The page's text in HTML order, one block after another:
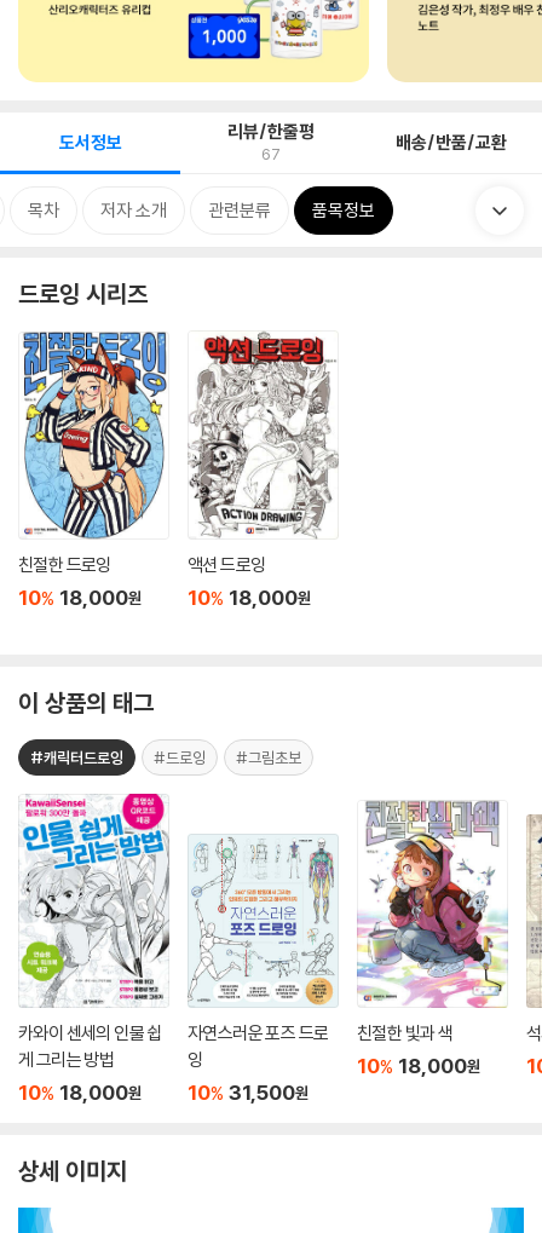
도서정보 리뷰/한줄평
67 배송/반품/교환
목차 저자 소개 관련분류 품목정보
드로잉 시리즈
친절한 드로잉
10% 18,000원
액션 드로잉
10% 18,000원
이 상품의 태그
#캐릭터드로잉 #드로잉 #그림초보
카와이 센세의 인물 쉽
게 그리는 방법
10% 18,000원
자연스러운 포즈 드로
잉
10% 31,500원
친절한 빛과 색
10% 18,000원
상세 이미지